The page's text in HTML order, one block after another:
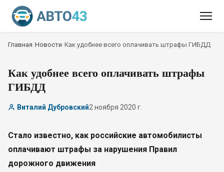
Главная Новости Как удобнее всего оплачивать штрафы ГИБДД
Как удобнее всего оплачивать штрафы
ГИБДД
Виталий Дубровский2 ноября 2020 г.
Стало известно, как российские автомобилисты
оплачивают штрафы за нарушения Правил
дорожного движения